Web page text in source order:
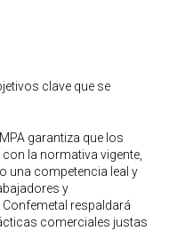
clave que se
garantiza que los
la normativa vigente,
una competencia leal y
y
respaldará
comerciales justas